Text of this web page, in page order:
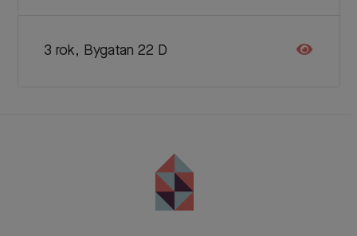
3 rok, Bygatan 22 D